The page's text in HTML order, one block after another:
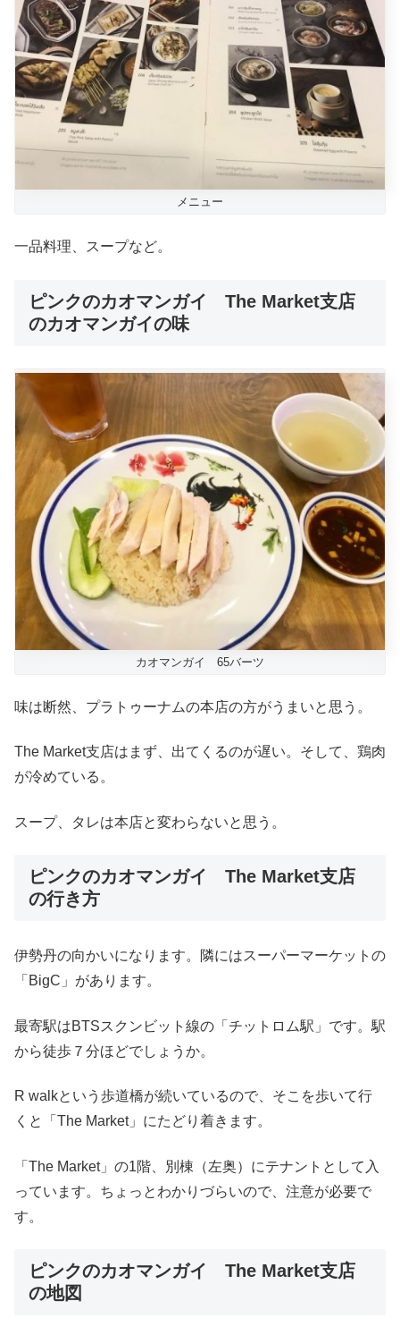
メニュー
一品料理、スープなど。
ピンクのカオマンガイ The Market支店
のカオマンガイの味
カオマンガイ 65バーツ
味は断然、プラトゥーナムの本店の方がうまいと思う。
The Market支店はまず、出てくるのが遅い。そして、鶏肉
が冷めている。
スープ、タレは本店と変わらないと思う。
ピンクのカオマンガイ The Market支店
の行き方
伊勢丹の向かいになります。隣にはスーパーマーケットの
「BigC」があります。
最寄駅はBTSスクンビット線の「チットロム駅」です。駅
から徒歩７分ほどでしょうか。
R walkという歩道橋が続いているので、そこを歩いて行
くと「The Market」にたどり着きます。
「The Market」の1階、別棟（左奥）にテナントとして入
っています。ちょっとわかりづらいので、注意が必要で
す。
ピンクのカオマンガイ The Market支店
の地図